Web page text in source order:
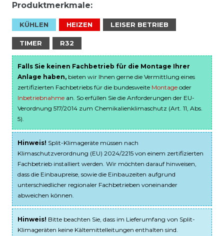
Produktmerkmale:
KÜHLEN HEIZEN LEISER BETRIEB
TIMER R32
Falls Sie keinen Fachbetrieb für die Montage Ihrer
Anlage haben, bieten wir Ihnen gerne die Vermittlung eines
zertifizierten Fachbetriebs für die bundesweite Montage oder
Inbetriebnahme an. So erfüllen Sie die Anforderungen der EU-
Verordnung 517/2014 zum Chemikalienklimaschutz (Art. 11, Abs.
5).
Hinweis! Split-Klimageräte müssen nach
Klimaschutzverordnung (EU) 2024/2215 von einem zertifizierten
Fachbetrieb installiert werden. Wir möchten darauf hinweisen,
dass die Einbaupreise, sowie die Einbauzeiten aufgrund
unterschiedlicher regionaler Fachbetrieben voneinander
abweichen können.
Hinweis! Bitte beachten Sie, dass im Lieferumfang von Split-
Klimageräten keine Kältemittelleitungen enthalten sind.